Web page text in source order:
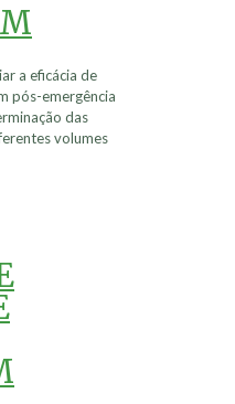
a eficácia de
pós-emergência
das
volumes